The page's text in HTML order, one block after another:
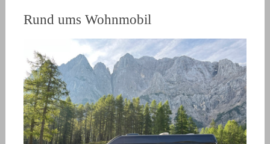
Rund ums Wohnmobil